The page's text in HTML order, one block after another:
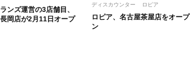
ンズ運営の3店舗目、
岡店が2月11日オープ
ディスカウンター
ロピア
ロピア、名古屋茶屋店をオープ
ン